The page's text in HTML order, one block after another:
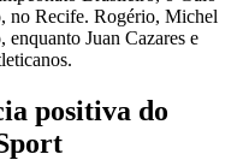
no Recife. Rogério, Michel
Juan Cazares e
positiva do